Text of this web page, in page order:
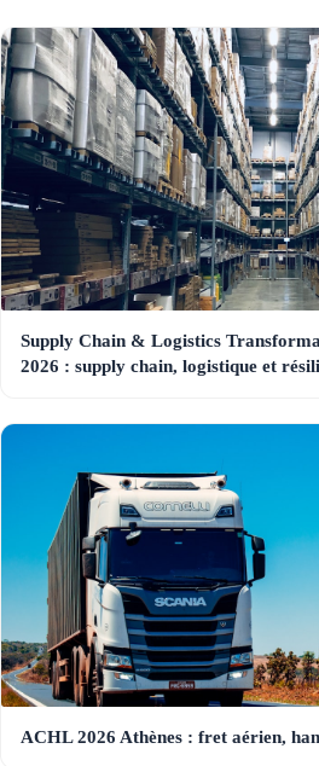
Supply Chain & Logistics
2026 : supply chain, logistique et
ACHL 2026 Athènes : fret aérien,